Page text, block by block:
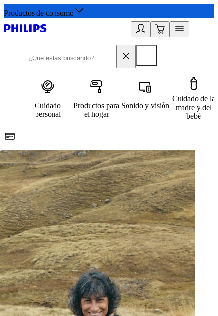
Productos de consumo
Cuidado
personal
Productos para
el hogar
Sonido y visión
Cuidado de la
madre y del
bebé
Paga con Klarna